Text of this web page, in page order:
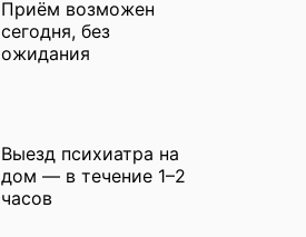
Приём возможен
сегодня, без
ожидания
Выезд психиатра на
дом — в течение 1–2
часов